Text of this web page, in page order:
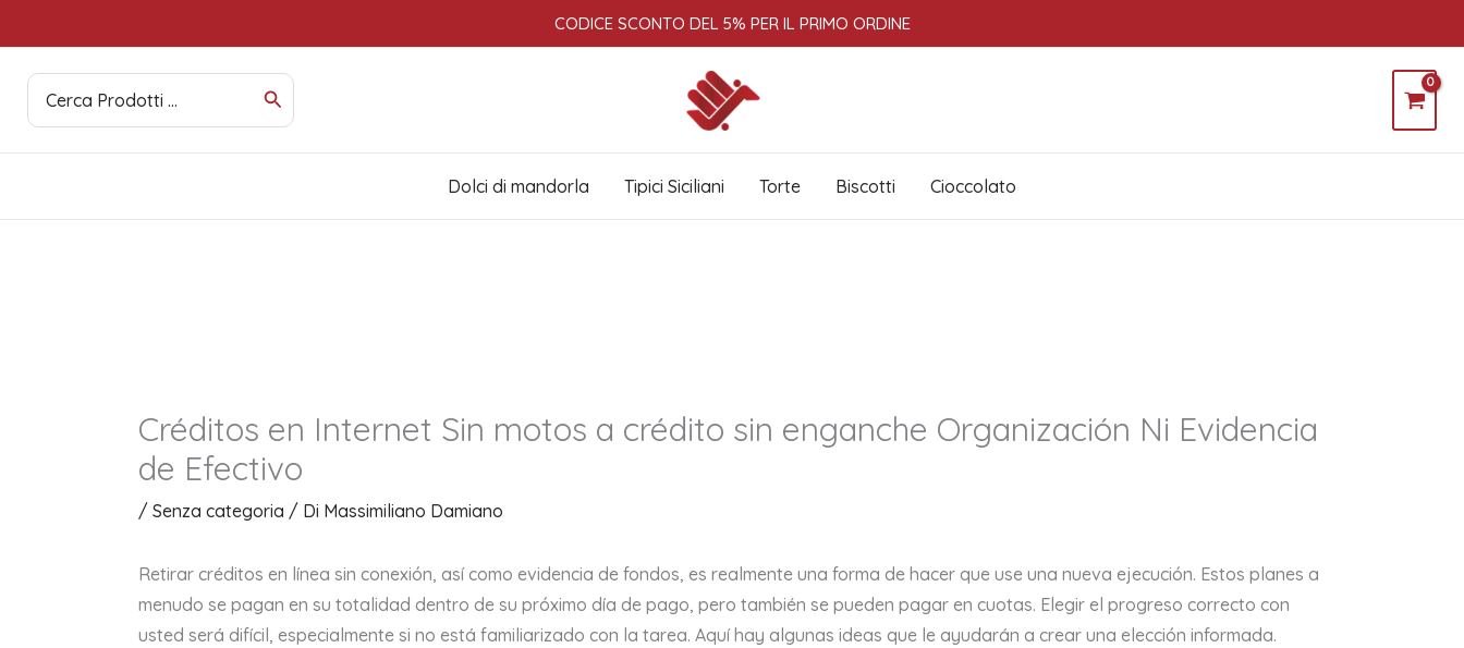
al
contenuto
CODICE SCONTO DEL 5% PER IL PRIMO ORDINE
Ricerca
per:
Dolci di mandorla Tipici Siciliani Torte Biscotti Cioccolato
Créditos en Internet Sin motos a crédito sin enganche Organización Ni Evidencia
de Efectivo
/ Senza categoria / Di Massimiliano Damiano
Retirar créditos en línea sin conexión, así como evidencia de fondos, es realmente una forma de hacer que use una nueva ejecución. Estos planes a
menudo se pagan en su totalidad dentro de su próximo día de pago, pero también se pueden pagar en cuotas. Elegir el progreso correcto con
usted será difícil, especialmente si no está familiarizado con la tarea. Aquí hay algunas ideas que le ayudarán a crear una elección informada.